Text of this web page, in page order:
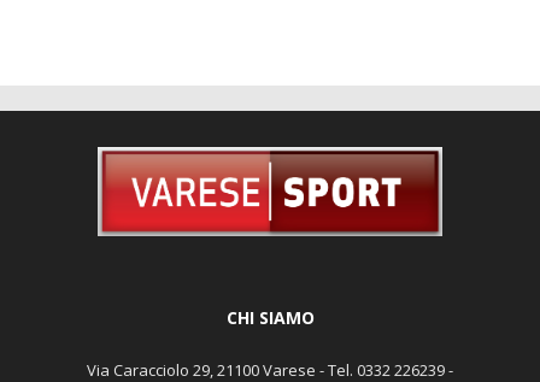
CHI SIAMO
Via Caracciolo 29, 21100 Varese - Tel. 0332 226239 -